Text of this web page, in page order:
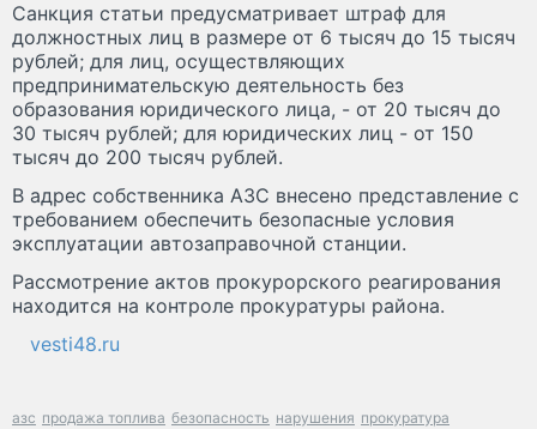
Санкция статьи предусматривает штраф для
должностных лиц в размере от 6 тысяч до 15 тысяч
рублей; для лиц, осуществляющих
предпринимательскую деятельность без
образования юридического лица, - от 20 тысяч до
30 тысяч рублей; для юридических лиц - от 150
тысяч до 200 тысяч рублей.
В адрес собственника АЗС внесено представление с
требованием обеспечить безопасные условия
эксплуатации автозаправочной станции.
Рассмотрение актов прокурорского реагирования
находится на контроле прокуратуры района.
vesti48.ru
азс продажа топлива безопасность нарушения прокуратура